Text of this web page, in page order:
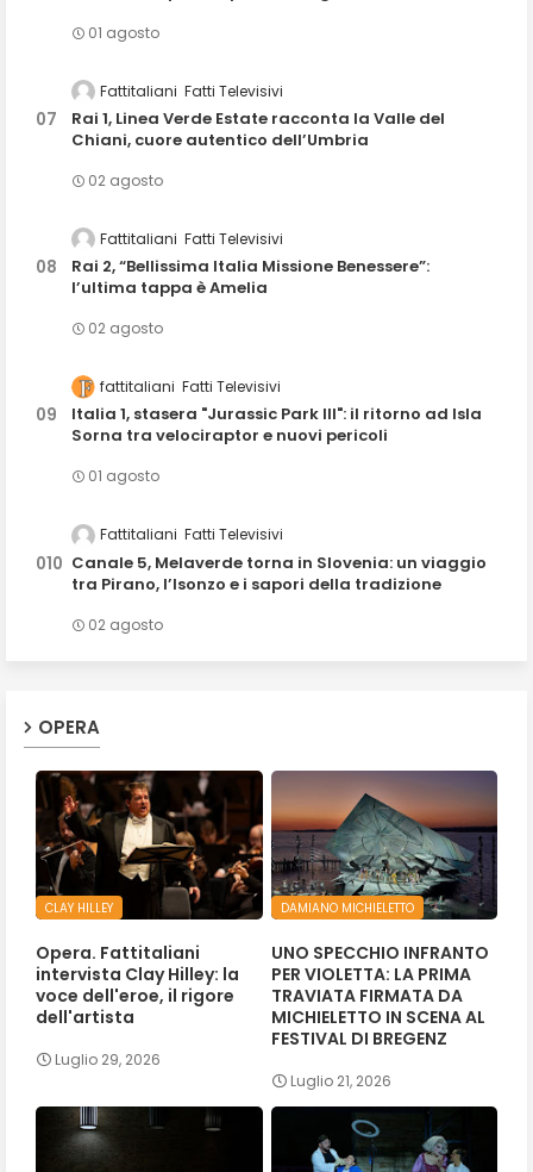
01 agosto
Fattitaliani Fatti Televisivi
Rai 1, Linea Verde Estate racconta la Valle del
Chiani, cuore autentico dell’Umbria
02 agosto
Fattitaliani Fatti Televisivi
Rai 2, “Bellissima Italia Missione Benessere”:
l’ultima tappa è Amelia
02 agosto
fattitaliani Fatti Televisivi
Italia 1, stasera "Jurassic Park III": il ritorno ad Isla
Sorna tra velociraptor e nuovi pericoli
01 agosto
Fattitaliani Fatti Televisivi
Canale 5, Melaverde torna in Slovenia: un viaggio
tra Pirano, l’Isonzo e i sapori della tradizione
02 agosto
OPERA
CLAY HILLEY
Opera. Fattitaliani
intervista Clay Hilley: la
voce dell'eroe, il rigore
dell'artista
Luglio 29, 2026
DAMIANO MICHIELETTO
UNO SPECCHIO INFRANTO
PER VIOLETTA: LA PRIMA
TRAVIATA FIRMATA DA
MICHIELETTO IN SCENA AL
FESTIVAL DI BREGENZ
Luglio 21, 2026